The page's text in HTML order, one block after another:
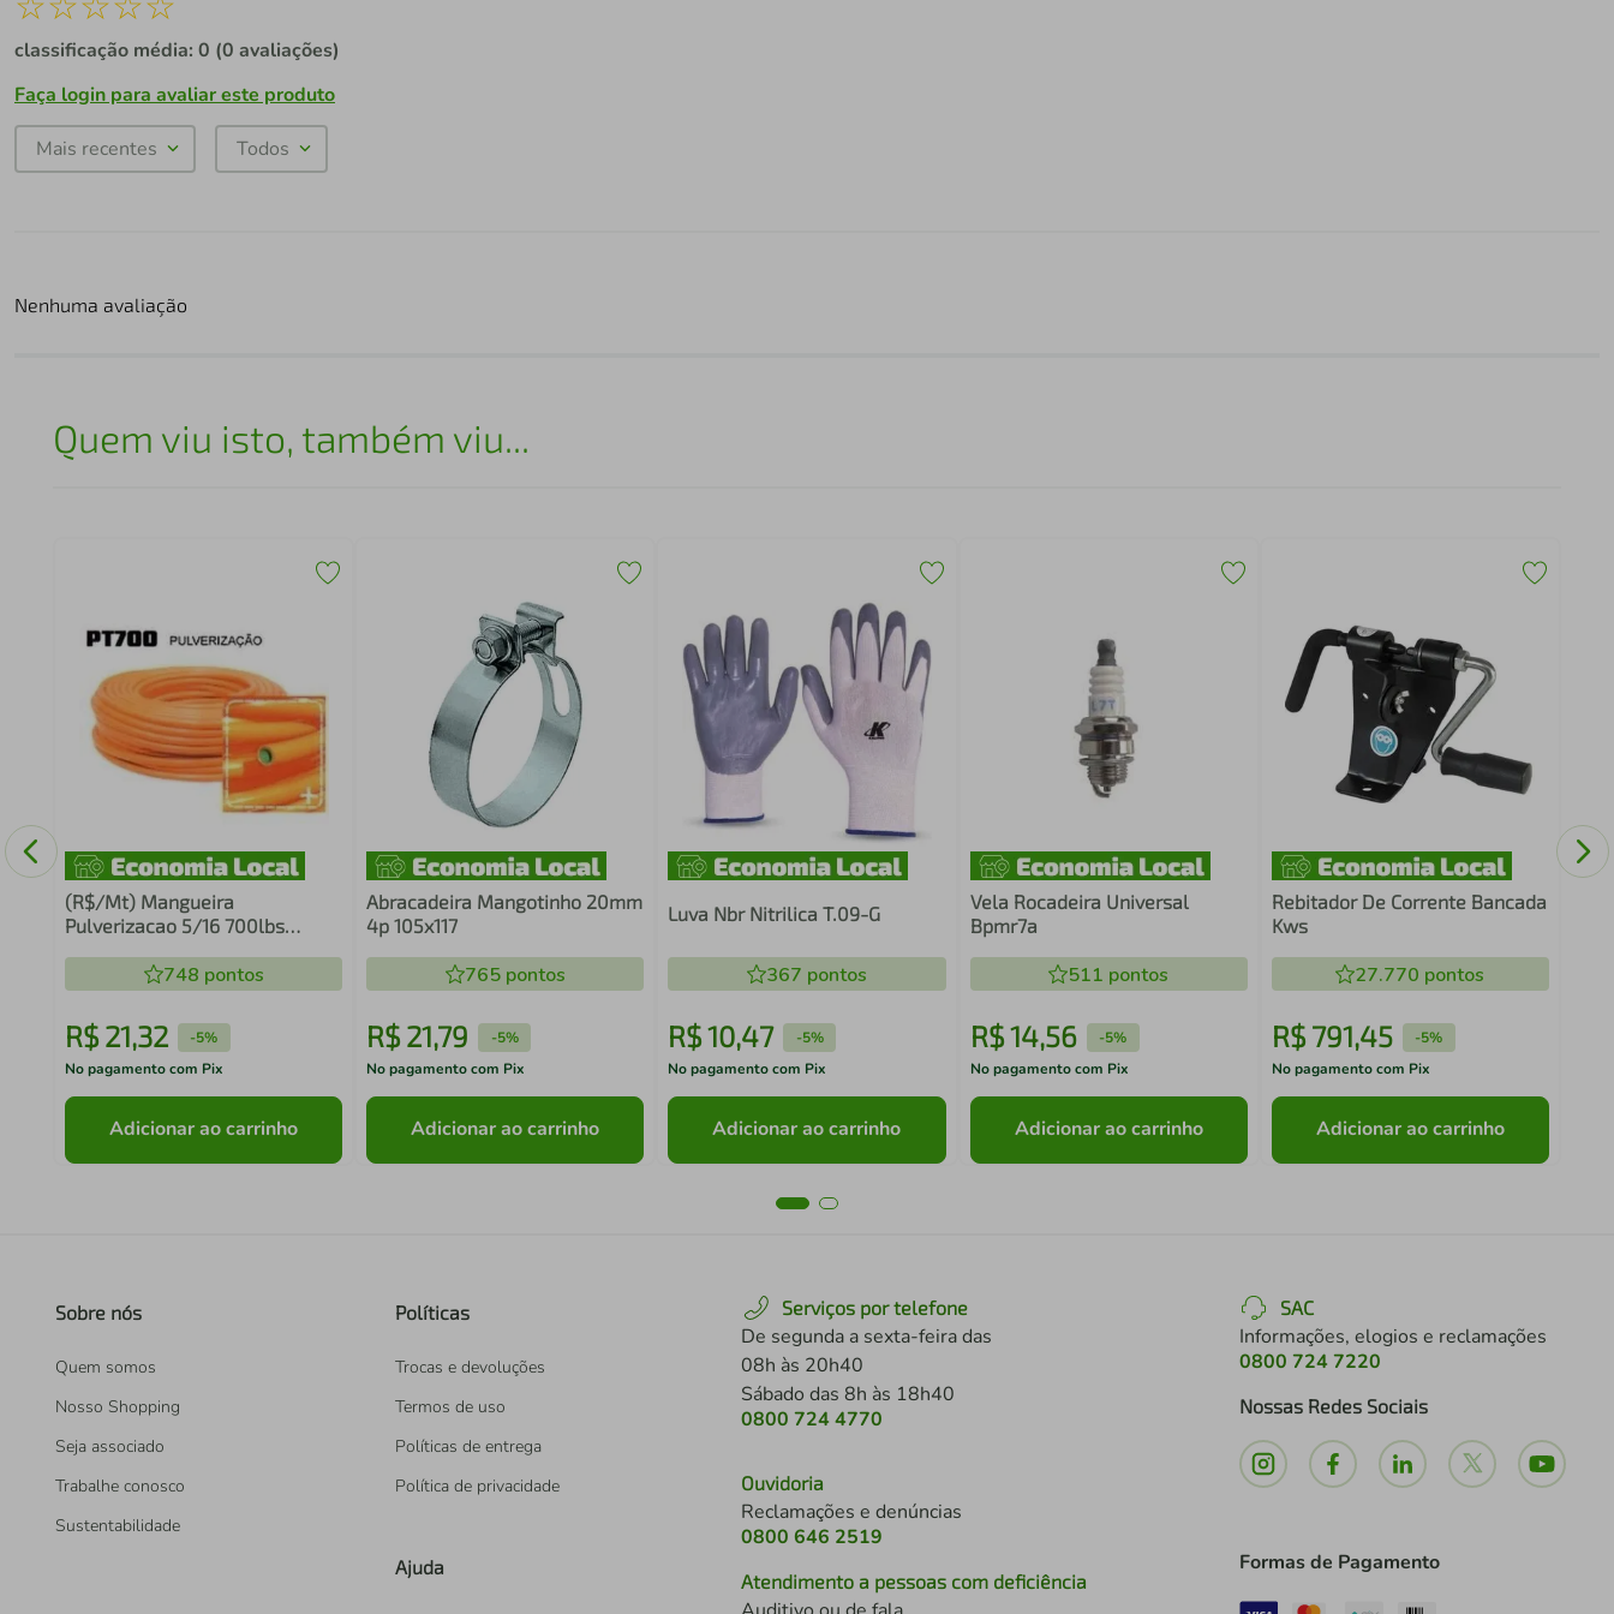
classificação média: 0 (0 avaliações)
Faça login para avaliar este produto
Mais recentes Todos
Nenhuma avaliação
Quem viu isto, também viu...
(R$/Mt) Mangueira
Pulverizacao 5/16 700lbs
748 pontos
R$ 21,32 -5%
No pagamento com Pix
Adicionar ao carrinho
Abracadeira Mangotinho 20mm
4p 105x117
765pontos
R$ 21,79 -5%
No pagamento com Pix
Adicionar ao carrinho
Luva Nbr Nitrilica T.09-G
367 pontos
R$10,47 -5%
No pagamento com Pix
Adicionar ao carrinho
Vela Rocadeira Universal
Bpmr7a
511 pontos
R$14,56 -5%
No pagamento com Pix
Adicionar ao carrinho
Rebitador De Corrente Bancada
Kws
27.770 pontos
R$ 791,45 -5%
No pagamento com Pix
Adicionar ao carrinho
Sobre nós
Quem somos
Nosso Shopping
Seja associado
Trabalhe conosco
Sustentabilidade
Políticas
Trocas e devoluções
Termos de uso
Políticas de entrega
Política de privacidade
Ajuda
Serviços por telefone
De segunda a sexta-feira das
08h às 20h40
Sábado das 8h às 18h40
0800 724 4770
Ouvidoria
Reclamações e denúncias
0800 646 2519
Atendimento a pessoas com deficiência
SAC
Informações, elogios e reclamações
0800 724 7220
Nossas Redes Sociais
Formas de Pagamento